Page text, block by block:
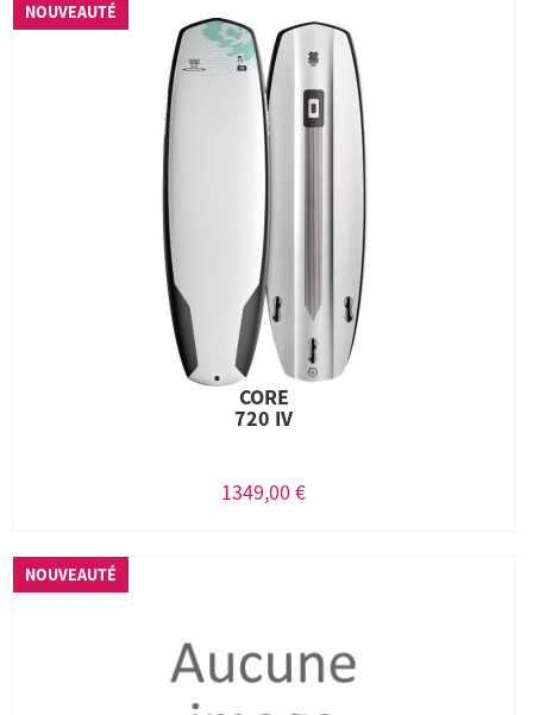
NOUVEAUTÉ
CORE
720 IV
1349,00 €
NOUVEAUTÉ